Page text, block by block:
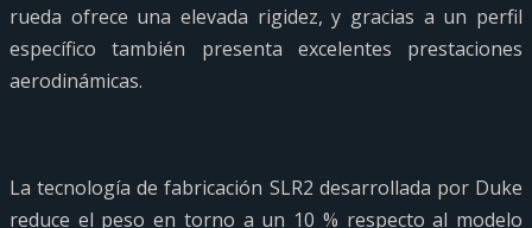
rueda ofrece una elevada rigidez, y gracias a un perfil
específico también presenta excelentes prestaciones
aerodinámicas.
La tecnología de fabricación SLR2 desarrollada por Duke
reduce el peso en torno a un 10 % respecto al modelo